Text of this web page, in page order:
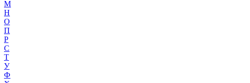
М
Н
О
П
Р
С
Т
У
Ф